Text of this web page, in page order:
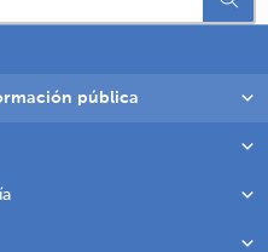
pública